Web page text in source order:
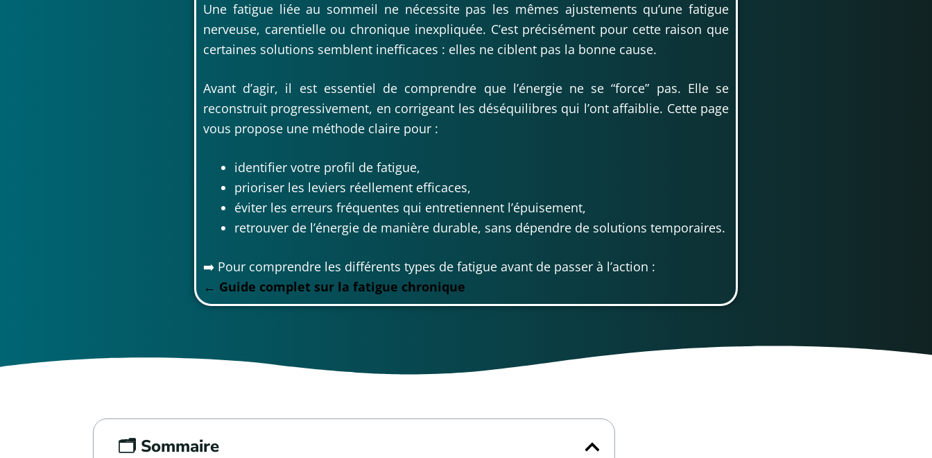
Une fatigue liée au sommeil ne nécessite pas les mêmes ajustements qu’une fatigue
nerveuse, carentielle ou chronique inexpliquée. C’est précisément pour cette raison que
certaines solutions semblent inefficaces : elles ne ciblent pas la bonne cause.
Avant d’agir, il est essentiel de comprendre que l’énergie ne se “force” pas. Elle se
reconstruit progressivement, en corrigeant les déséquilibres qui l’ont affaiblie. Cette page
vous propose une méthode claire pour :
identifier votre profil de fatigue,
prioriser les leviers réellement efficaces,
éviter les erreurs fréquentes qui entretiennent l’épuisement,
retrouver de l’énergie de manière durable, sans dépendre de solutions temporaires.
➡️ Pour comprendre les différents types de fatigue avant de passer à l’action :
← Guide complet sur la fatigue chronique
🗂️ Sommaire